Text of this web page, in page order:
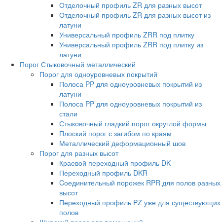
Отделочный профиль ZR для разных высот
Отделочный профиль ZR для разных высот из
латуни
Универсальный профиль ZRR под плитку
Универсальный профиль ZRR под плитку из
латуни
Порог Стыковочный металлический
Порог для одноуровневых покрытий
Полоса PP для одноуровневых покрытий из
латуни
Полоса PP для одноуровневых покрытий из
стали
Стыковочный гладкий порог округлой формы
Плоский порог с загибом по краям
Металлический деформационный шов
Порог для разных высот
Краевой переходный профиль DK
Переходный профиль DKR
Cоединительный порожек RPR для полов разных
высот
Переходный профиль PZ уже для существующих
полов